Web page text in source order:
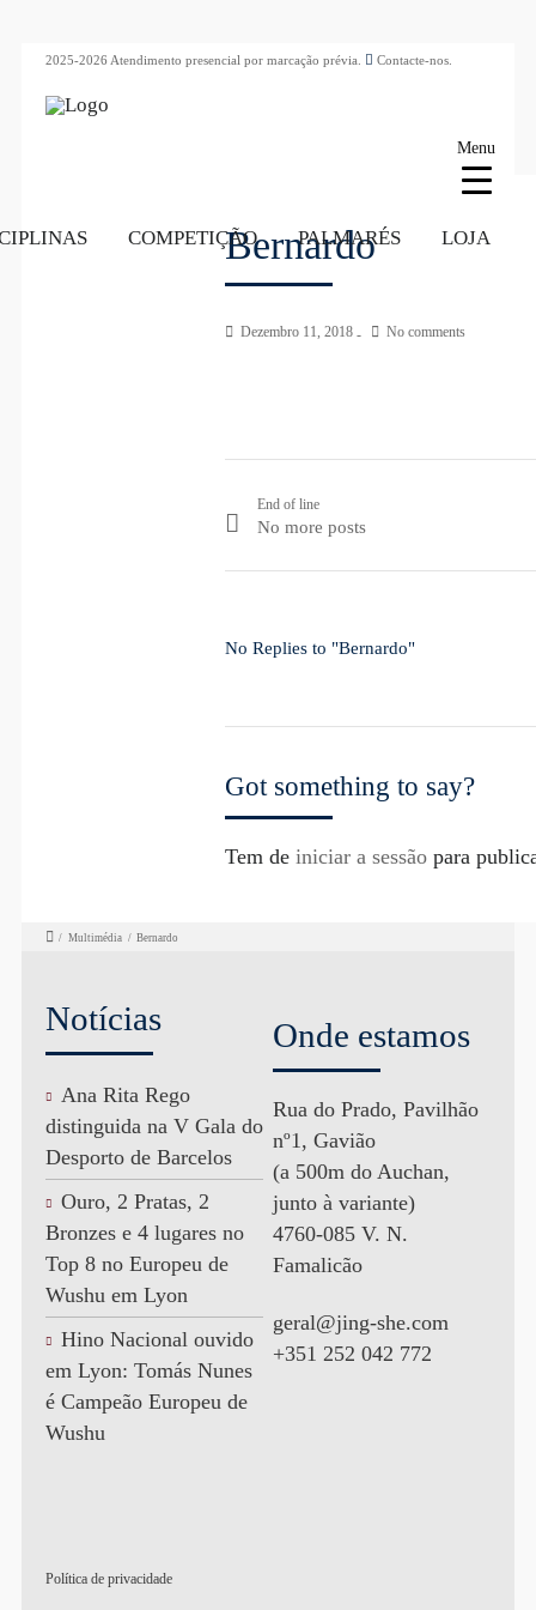
2025-2026 Atendimento presencial por marcação prévia. Contacte-nos.
COMPETIÇÃO PALMARÉS LOJA
Bernardo
Dezembro 11, 2018 No comments
End of line
No more posts
No Replies to "Bernardo"
Got something to say?
Tem de iniciar a sessãopara
/ Multimédia / Bernardo
Notícias
Ana Rita Rego
distinguida na V Gala do
Desporto de Barcelos
Ouro, 2 Pratas, 2
Bronzes e 4 lugares no
Top 8 no Europeu de
Wushu em Lyon
Hino Nacional ouvido
em Lyon: Tomás Nunes
é Campeão Europeu de
Wushu
Onde estamos
Rua do Prado, Pavilhão
nº1, Gavião
(a 500m do Auchan,
junto à variante)
4760-085 V. N.
Famalicão
geral@jing-she.com
+351 252 042 772
Política de privacidade
Menu